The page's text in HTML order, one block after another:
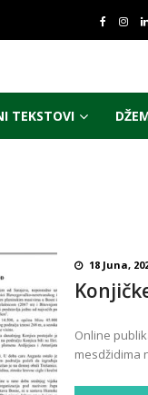
TEKSTOVI
18 Juna,
Online
mesdžidima